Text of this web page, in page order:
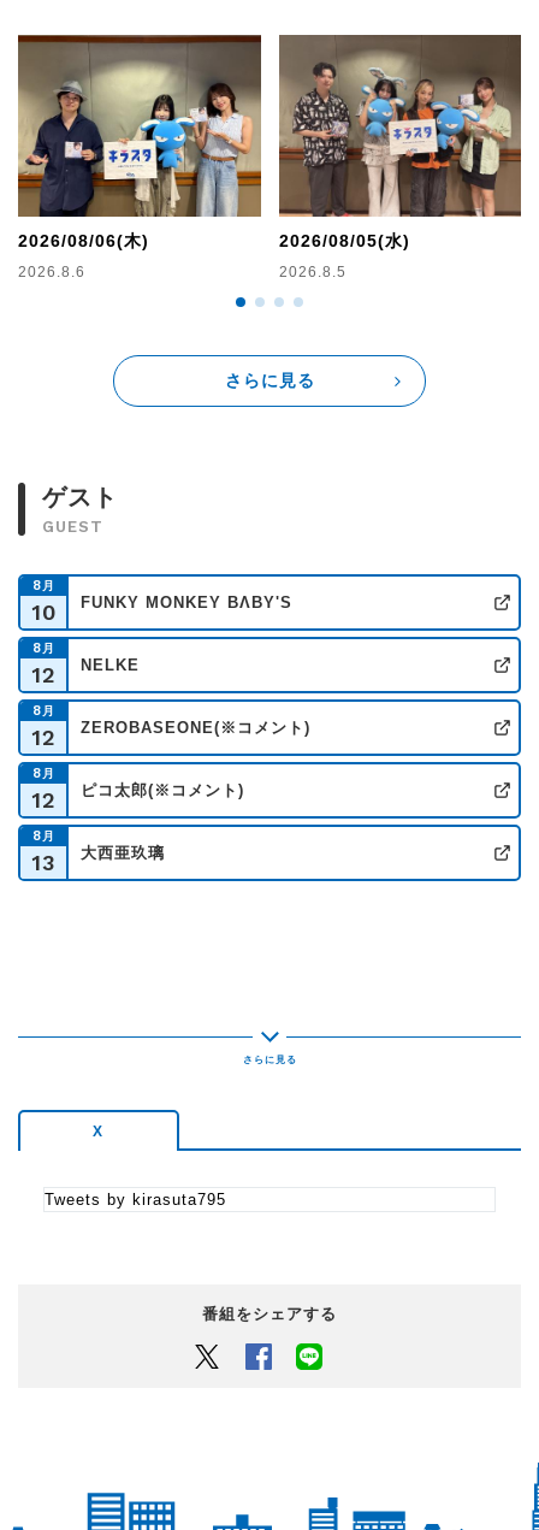
番組紹介
月曜日は酒井直斗、火曜日は「入間国際宣言」の西田どらや
きと斉藤百香がお笑いに特化した2時間、水曜日はタカハシヒ
ョウリ、木曜日は三浦祐太朗と斉藤百香でアニソンを含めた
音楽に特化した2時間を、それぞれの曜日でキラッとする話題
提供する番組・・・それが「キラスタ」です！
2026/08/06(木)
2026.8.6
2026/08/05(水)
2026.8.5
さらに見る
ゲスト
GUEST
8月
10
FUNKY MONKEY BΛBY'S
8月
12
NELKE
8月
12
ZEROBASEONE(※コメント)
8月
12
ピコ太郎(※コメント)
8月
13
大西亜玖璃
X
Tweets by kirasuta795
番組をシェアする
Twitter Facebook